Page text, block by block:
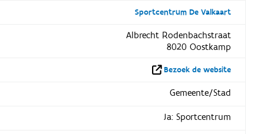
Sportcentrum De Valkaart
Albrecht Rodenbachstraat
8020 Oostkamp
Bezoek de website
Gemeente/Stad
Ja: Sportcentrum